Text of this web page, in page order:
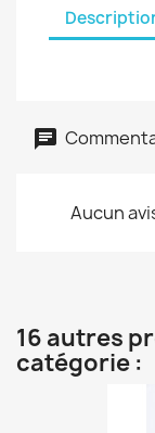
Aucun
16 autres
catégorie :